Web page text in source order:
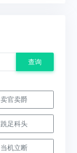
查询
卖官卖爵
跣足科头
当机立断